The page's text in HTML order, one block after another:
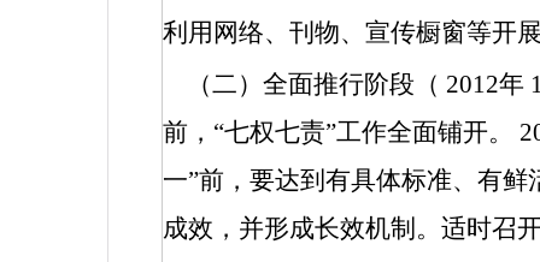
利用网络、刊物、宣传橱窗等开
（二）全面推行阶段（ 2012年
前，“七权七责”工作全面铺开。
一”前，要达到有具体标准、有
成效，并形成长效机制。适时召